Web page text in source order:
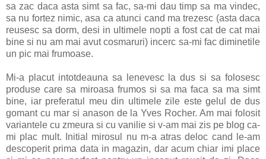
sa zac daca asta simt sa fac, sa-mi dau timp sa ma vindec,
sa nu fortez nimic, asa ca atunci cand ma trezesc (asta daca
reusesc sa dorm, desi in ultimele nopti a fost cat de cat mai
bine si nu am mai avut cosmaruri) incerc sa-mi fac diminetile
un pic mai frumoase.
Mi-a placut intotdeauna sa lenevesc la dus si sa folosesc
produse care sa miroasa frumos si sa ma faca sa ma simt
bine, iar preferatul meu din ultimele zile este gelul de dus
gomant cu mar si anason de la Yves Rocher. Am mai folosit
variantele cu zmeura si cu vanilie si v-am mai zis pe blog ca-
mi plac mult. Initial mirosul nu m-a atras deloc cand le-am
descoperit prima data in magazin, dar acum chiar imi place